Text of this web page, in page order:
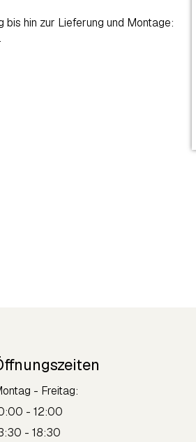
hin zur Lieferung und Montage:
- Freitag:
- 12:00
- 18:30